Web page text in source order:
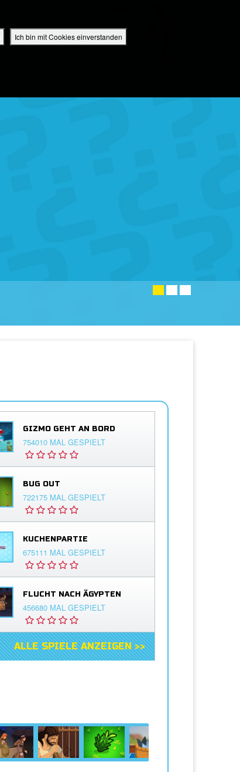
Ich bin mit Cookies einverstanden
GIZMO GEHT AN BORD
754010 MAL GESPIELT
BUG OUT
722175 MAL GESPIELT
KUCHENPARTIE
675111 MAL GESPIELT
FLUCHT NACH ÄGYPTEN
456680 MAL GESPIELT
ALLE SPIELE ANZEIGEN >>